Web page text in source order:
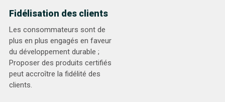
Fidélisation des clients
Les consommateurs sont de
plus en plus engagés en faveur
du développement durable ;
Proposer des produits certifiés
peut accroître la fidélité des
clients.